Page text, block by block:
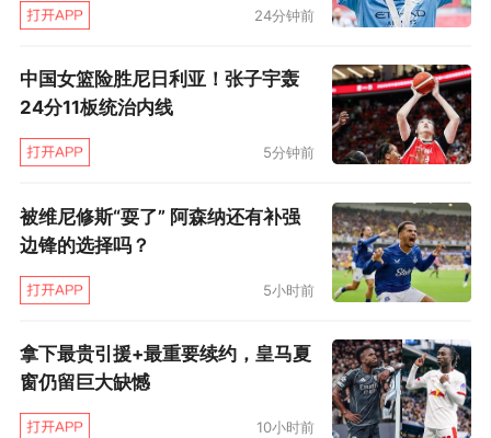
宜，迄今已3年多过去，计划却一再推迟。慢，是
早期引援四处碰壁，也与沙特方面决策流程较
长、强调“过程”不无关系。
方案，其一是现有球场扩建为6万人规模，但PIF
对这项方案的“投资回报”表示疑虑，各方更倾向
于建造全新球场，容量在6.5万-7万人之间。容量
提升幅度看上去并不大，但应该考虑到，纽卡斯
尔只是一座30万人口的中等规模城市，俱乐部评
估，7万人的球场是有可能坐不满的。
24分钟前
中国女篮险胜尼日利亚！张子宇轰
24分11板统治内线
5分钟前
被维尼修斯“耍了” 阿森纳还有补强
边锋的选择吗？
5小时前
拿下最贵引援+最重要续约，皇马夏
窗仍留巨大缺憾
10小时前